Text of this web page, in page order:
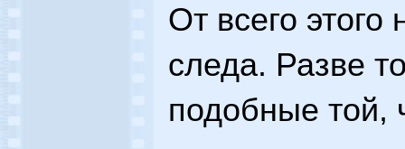
От всего этого
следа. Разве
подобные той,